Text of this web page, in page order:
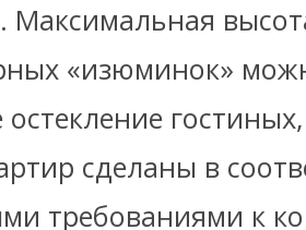
Максимальная
«изюминок»
сделаны в
требованиями к